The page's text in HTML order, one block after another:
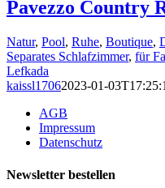
Pavezzo Country
Natur, Pool, Ruhe, Boutique,
Separates Schlafzimmer, für
Lefkada
kaissl17062023-01-
AGB
Impressum
Datenschutz
Newsletter bestellen